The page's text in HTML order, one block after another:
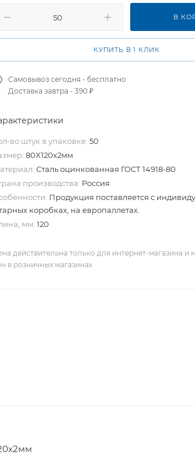
В
КУПИТЬ В 1 КЛИК
Самовывоз сегодня - бесплатно
Доставка завтра - 390 ₽
во штук в упаковке: 50
80X120х2мм
Сталь оцинкованная ГОСТ 14918-80
производства: Россия
Продукция поставляется с
коробках, на европаллетах.
мм: 120
действительна только для интернет-магазина и
в розничных магазинах